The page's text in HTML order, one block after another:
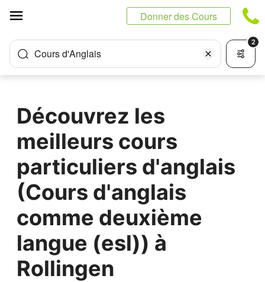
Donner des Cours
Cours d'Anglais
2
Découvrez les
meilleurs cours
particuliers d'anglais
(Cours d'anglais
comme deuxième
langue (esl)) à
Rollingen